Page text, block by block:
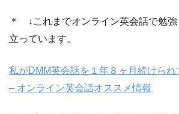
＊ ↓これまでオンライン英会話で勉
立っています。
私がDMM英会話を１年８ヶ月続けられ
– オンライン英会話オススメ情報